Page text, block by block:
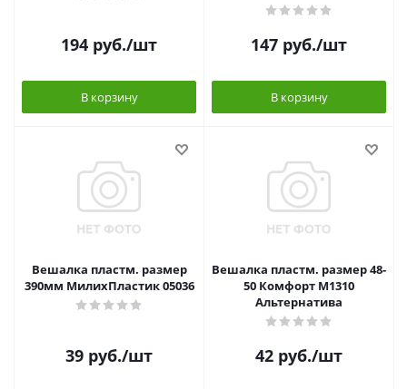
194 руб./шт
В корзину
147 руб./шт
В корзину
Вешалка пластм. размер
390мм МилихПластик 05036
39 руб./шт
Вешалка пластм. размер 48-
50 Комфорт М1310
Альтернатива
42 руб./шт